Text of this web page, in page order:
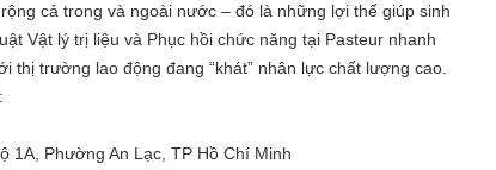
cả trong và ngoài nước – đó là những lợi thế giúp sinh
Vật lý trị liệu và Phục hồi chức năng tại Pasteur nhanh
thị trường lao động đang “khát” nhân lực chất lượng cao.
1A, Phường An Lạc, TP Hồ Chí Minh